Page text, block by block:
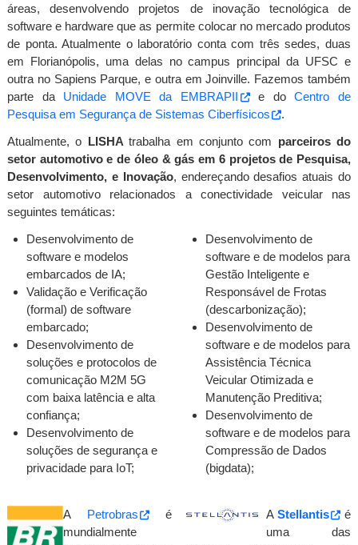
áreas, desenvolvendo projetos de inovação tecnológica de
software e hardware que as permite colocar no mercado produtos
de ponta. Atualmente o laboratório conta com três sedes, duas
em Florianópolis, uma delas no campus principal da UFSC e
outra no Sapiens Parque, e outra em Joinville. Fazemos também
parte da Unidade MOVE da EMBRAPII e doCentro de
Pesquisa em Segurança de Sistemas Ciberfísicos
.
Atualmente, o LISHAtrabalha em conjunto com parceiros do
setor automotivo e de óleo & gás em 6 projetos de Pesquisa,
Desenvolvimento, e Inovação, endereçando desafios atuais do
setor automotivo relacionados a conectividade veicular nas
seguintes temáticas:
Desenvolvimento de
software e modelos
embarcados de IA;
Validação e Verificação
(formal) de software
embarcado;
Desenvolvimento de
soluções e protocolos de
comunicação M2M 5G
com baixa latência e alta
confiança;
Desenvolvimento de
soluções de segurança e
privacidade para IoT;
Desenvolvimento de
software e de modelos para
Gestão Inteligente e
Responsável de Frotas
(descarbonização);
Desenvolvimento de
software e de modelos para
Assistência Técnica
Veicular Otimizada e
Manutenção Preditiva;
Desenvolvimento de
software e de modelos para
Compressão de Dados
(bigdata);
A Petrobras
é
mundialmente
A Stellantis
é
uma das